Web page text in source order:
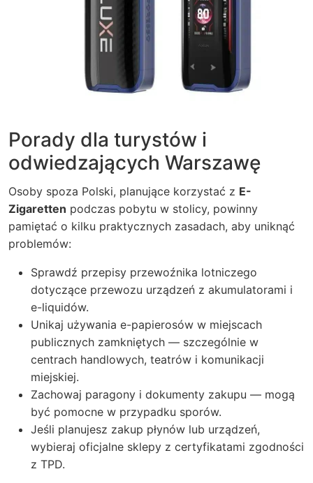
Porady dla turystów i
odwiedzających Warszawę
Osoby spoza Polski, planujące korzystać z E-
Zigaretten podczas pobytu w stolicy, powinny
pamiętać o kilku praktycznych zasadach, aby uniknąć
problemów:
Sprawdź przepisy przewoźnika lotniczego
dotyczące przewozu urządzeń z akumulatorami i
e-liquidów.
Unikaj używania e-papierosów w miejscach
publicznych zamkniętych — szczególnie w
centrach handlowych, teatrów i komunikacji
miejskiej.
Zachowaj paragony i dokumenty zakupu — mogą
być pomocne w przypadku sporów.
Jeśli planujesz zakup płynów lub urządzeń,
wybieraj oficjalne sklepy z certyfikatami zgodności
z TPD.